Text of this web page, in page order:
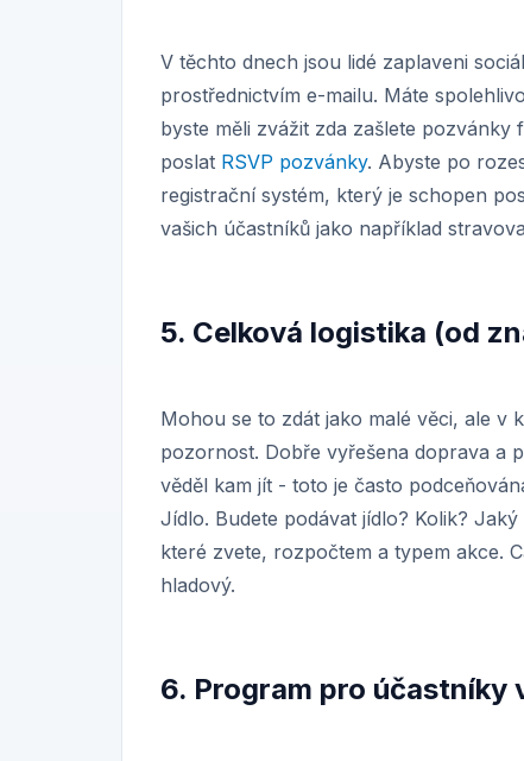
V těchto dnech jsou lidé zaplaveni
prostřednictvím e-mailu. Máte
byste měli zvážit zda zašlete
poslat RSVP pozvánky. Abyste po
registrační systém, který je schopen
vašich účastníků jako například
5. Celková logistika (od
Mohou se to zdát jako malé věci, ale v
pozornost. Dobře vyřešena doprava a
věděl kam jít - toto je často
Jídlo. Budete podávat jídlo? Kolik?
které zvete, rozpočtem a typem akce.
hladový.
6. Program pro účastníky